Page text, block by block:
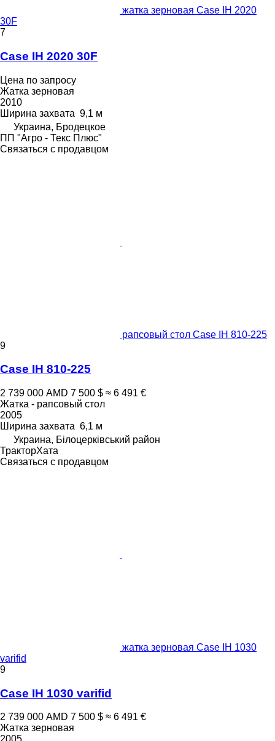
жатка зерновая Case IH 2020
30F
7
Case IH 2020 30F
Цена по запросу
Жатка зерновая
2010
Ширина захвата 9,1 м
Украина, Бродецкое
ПП "Агро - Текс Плюс"
Связаться с продавцом
рапсовый стол Case IH 810-225
9
Case IH 810-225
2 739 000 AMD 7 500 $ ≈ 6 491 €
Жатка - рапсовый стол
2005
Ширина захвата 6,1 м
Украина, Білоцерківський район
ТракторХата
Связаться с продавцом
жатка зерновая Case IH 1030
varifid
9
Case IH 1030 varifid
2 739 000 AMD 7 500 $ ≈ 6 491 €
Жатка зерновая